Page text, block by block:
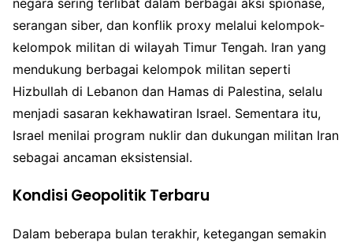
negara sering terlibat dalam berbagai aksi spionase,
serangan siber, dan konflik proxy melalui kelompok-
kelompok militan di wilayah Timur Tengah. Iran yang
mendukung berbagai kelompok militan seperti
Hizbullah di Lebanon dan Hamas di Palestina, selalu
menjadi sasaran kekhawatiran Israel. Sementara itu,
Israel menilai program nuklir dan dukungan militan Iran
sebagai ancaman eksistensial.
Kondisi Geopolitik Terbaru
Dalam beberapa bulan terakhir, ketegangan semakin